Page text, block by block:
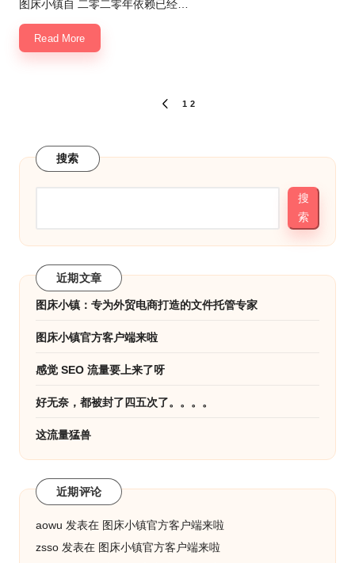
图床小镇自 二零二零年依赖已经…
Read More
分
PREVIOUS
1 2
搜索
搜
索
近期文章
图床小镇：专为外贸电商打造的文件托管专家
图床小镇官方客户端来啦
感觉 SEO 流量要上来了呀
好无奈，都被封了四五次了。。。。
这流量猛兽
近期评论
aowu 发表在 图床小镇官方客户端来啦
zsso 发表在 图床小镇官方客户端来啦